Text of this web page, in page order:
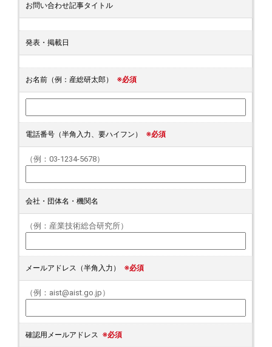
お問い合わせ記事タイトル
発表・掲載日
お名前（例：産総研太郎） ※必須
電話番号（半角入力、要ハイフン） ※必須
（例：03-1234-5678）
会社・団体名・機関名
（例：産業技術総合研究所）
メールアドレス（半角入力） ※必須
（例：aist@aist.go.jp）
確認用メールアドレス ※必須